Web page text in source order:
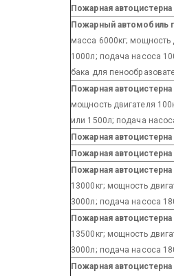
Пожарная автоцистерна
Пожарный автомобиль
масса 6000кг; мощность
1000л; подача насоса
бака для
Пожарная автоцистерна
мощность двигателя
или 1500л; подача
Пожарная автоцистерна
Пожарная автоцистерна
Пожарная автоцистерна
13000кг; мощность
3000л; подача насоса
Пожарная автоцистерна
13500кг; мощность
3000л; подача насоса
Пожарная автоцистерна